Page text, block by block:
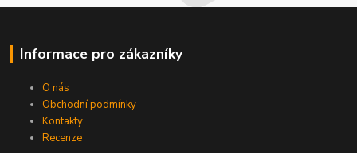
Informace pro zákazníky
O nás
Obchodní podmínky
Kontakty
Recenze